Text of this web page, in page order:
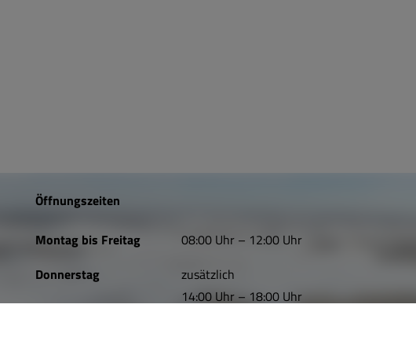
Öffnungszeiten
Montag bis Freitag
08:00 Uhr – 12:00 Uhr
Donnerstag
zusätzlich
14:00 Uhr – 18:00 Uhr